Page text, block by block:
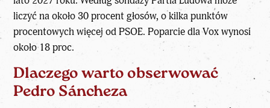
liczyć na około 30 procent głosów, o kilka punktów
procentowych więcej od PSOE. Poparcie dla Vox wynosi
około 18 proc.
Dlaczego warto obserwować
Pedro Sáncheza